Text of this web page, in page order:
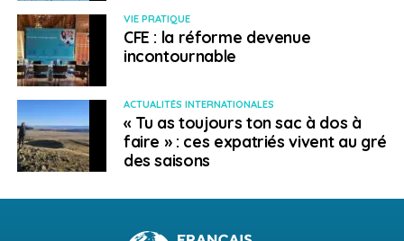
VIE PRATIQUE
CFE : la réforme devenue
incontournable
ACTUALITÉS INTERNATIONALES
« Tu as toujours ton sac à dos à
faire » : ces expatriés vivent au gré
des saisons